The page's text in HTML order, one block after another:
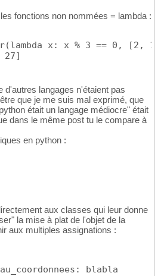
fonctions non nommées = lambda :
x: x % 3 == 0, [2,
d'autres langages n'étaient pas
que je me suis mal exprimé, que
était un langage médiocre" était
dans le même post tu le compare à
en python :
aux classes qui leur donne
la mise à plat de l'objet de la
aux multiples assignations :
blabla